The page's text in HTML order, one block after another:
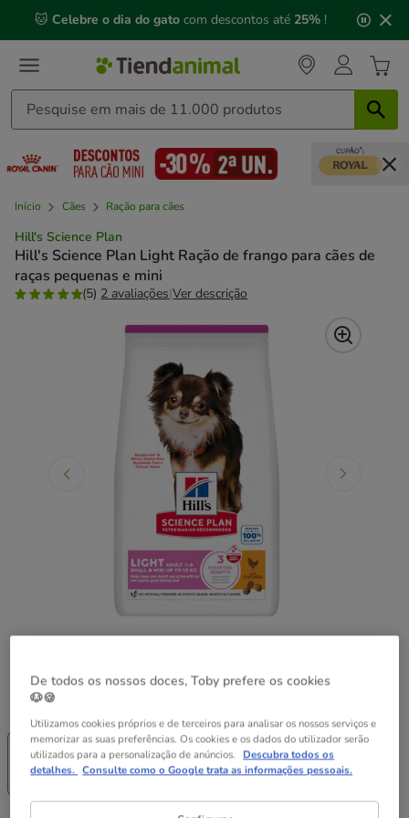
mensagem,
🐱 Celebre o dia do gato com descontos até 25% !
Início Cães Ração para cães
Hill's Science Plan
Hill's Science Plan Light Ração de frango para cães de
raças pequenas e mini
(5) 2 avaliações|Ver descrição
Peso:6 kg
1.5 kg
Sem Stock
20.49€
(13.66€ / kg)
6 kg
Sem Stock
51.99€
(8.67€ / kg)
De todos os nossos doces, Toby prefere os cookies
🐶🍪
Utilizamos cookies próprios e de terceiros para analisar os nossos serviços e
memorizar as suas preferências. Os cookies e os dados do utilizador serão
utilizados para a personalização de anúncios. Descubra todos os
detalhes. Consulte como o Google trata as informações pessoais.